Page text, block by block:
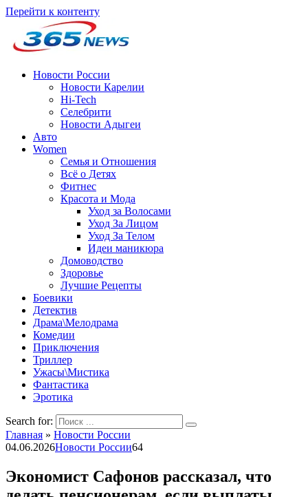
Перейти к контенту
Новости России
Новости Карелии
Hi-Tech
Селебрити
Новости Адыгеи
Авто
Women
Семья и Отношения
Всё о Детях
Фитнес
Красота и Мода
Уход за Волосами
Уход За Лицом
Уход За Телом
Идеи маникюра
Домоводство
Здоровье
Лучшие Рецепты
Боевики
Детектив
Драма\Мелодрама
Комедии
Приключения
Триллер
Ужасы\Мистика
Фантастика
Эротика
Search for:
Главная » Новости России
04.06.2026Новости России64
Экономист Сафонов рассказал, что